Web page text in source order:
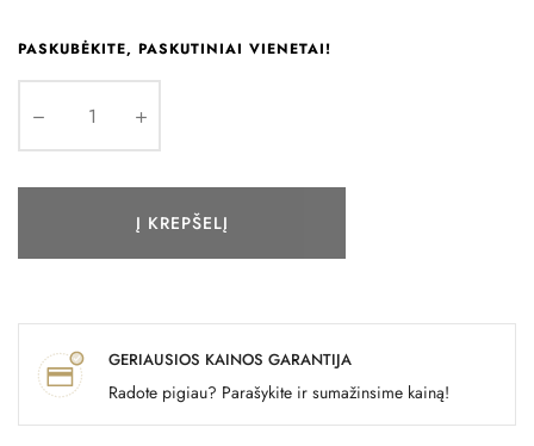
PASKUBĖKITE, PASKUTINIAI VIENETAI!
Į KREPŠELĮ
GERIAUSIOS KAINOS GARANTIJA
Radote pigiau? Parašykite ir sumažinsime kainą!